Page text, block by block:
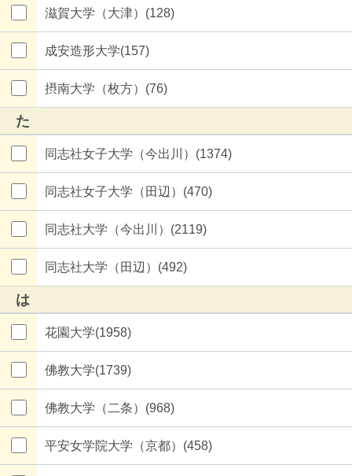
滋賀大学（大津）(128)
成安造形大学(157)
摂南大学（枚方）(76)
た
同志社女子大学（今出川）(1374)
同志社女子大学（田辺）(470)
同志社大学（今出川）(2119)
同志社大学（田辺）(492)
は
花園大学(1958)
佛教大学(1739)
佛教大学（二条）(968)
平安女学院大学（京都）(458)